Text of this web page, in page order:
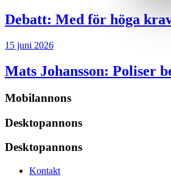
Debatt: Med för höga
15 juni 2026
Mats Johansson: Poliser
Mobilannons
Desktopannons
Desktopannons
Kontakt